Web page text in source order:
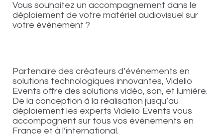
Vous souhaitez un accompagnement dans le
déploiement de votre matériel audiovisuel sur
votre événement ?
Partenaire des créateurs d’événements en
solutions technologiques innovantes, Videlio
Events offre des solutions vidéo, son, et lumière.
De la conception à la réalisation jusqu’au
déploiement les experts Videlio Events vous
accompagnent sur tous vos événements en
France et à l’international.